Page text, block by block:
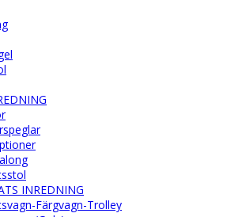
INREDNING
Färgvagn-Trolley